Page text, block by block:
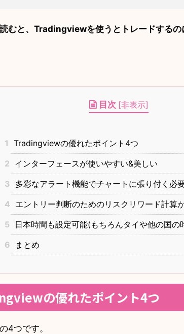
むと、Tradingviewを使うとトレードするの
目次 [非表示]
1 Tradingviewの優れたポイント4つ
2 インターフェースが使いやすい&美しい
3 多彩なアラート機能でチャートに張り付く必
4 エントリー判断のためのリスクリワード計算
5
日本時間も設定可能(もちろんタイや他の国の
6
まとめ
の優れたポイント4つ
4つです。